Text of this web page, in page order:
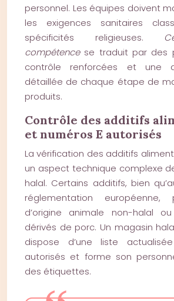
personnel. Les équipes doivent
les exigences sanitaires
spécificités religieuses.
compétence se traduit par des
contrôle renforcées et une
détaillée de chaque étape de
produits.
Contrôle des additifs
et numéros E autorisés
La vérification des additifs
un aspect technique complexe
halal. Certains additifs, bien
réglementation européenne,
d’origine animale non-halal
dérivés de porc. Un magasin
dispose d’une liste
autorisés et forme son
des étiquettes.